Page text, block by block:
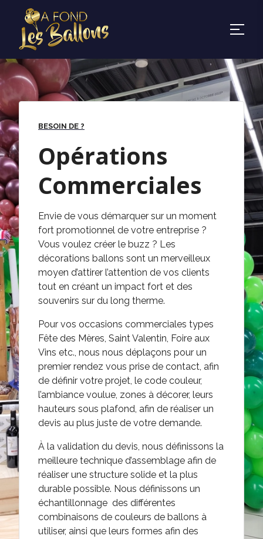
BESOIN DE ?
Opérations
Commerciales
Envie de vous démarquer sur un moment
fort promotionnel de votre entreprise ?
Vous voulez créer le buzz ? Les
décorations ballons sont un merveilleux
moyen d’attirer l’attention de vos clients
tout en créant un impact fort et des
souvenirs sur du long therme.
Pour vos occasions commerciales types
Fête des Mères, Saint Valentin, Foire aux
Vins etc., nous nous déplaçons pour un
premier rendez vous prise de contact, afin
de définir votre projet, le code couleur,
l’ambiance voulue, zones à décorer, leurs
hauteurs sous plafond, afin de réaliser un
devis au plus juste de votre demande.
À la validation du devis, nous définissons la
meilleure technique d’assemblage afin de
réaliser une structure solide et la plus
durable possible. Nous définissons un
échantillonnage des différentes
combinaisons de couleurs de ballons à
utiliser, ainsi que leurs formes afin des